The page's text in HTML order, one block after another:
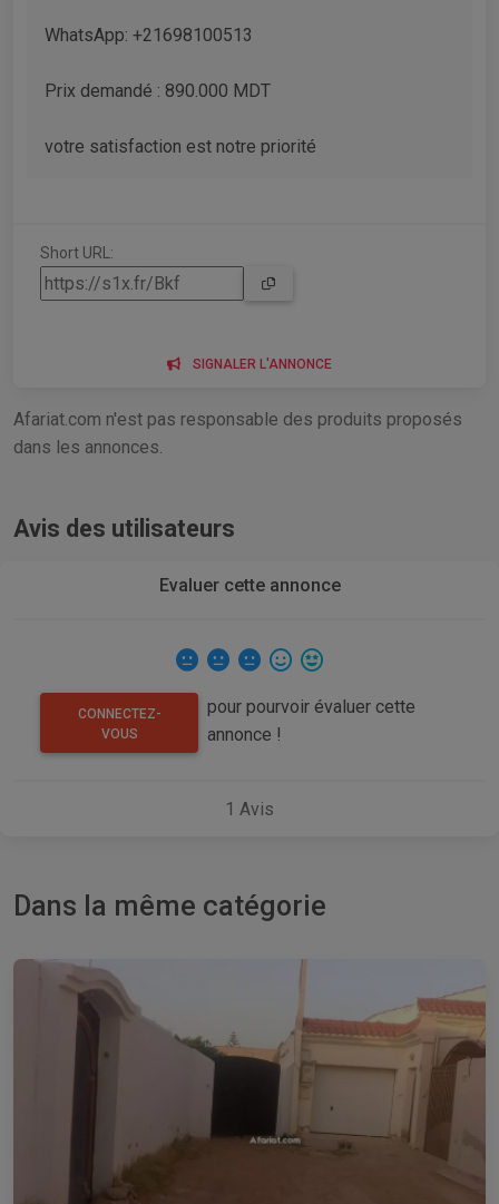
WhatsApp: +21698100513
Prix demandé : 890.000 MDT
votre satisfaction est notre priorité
Short URL:
SIGNALER L'ANNONCE
Afariat.com n'est pas responsable des produits proposés
dans les annonces.
Avis des utilisateurs
Evaluer cette annonce
CONNECTEZ-
VOUS
pour pourvoir évaluer cette
annonce !
1 Avis
Dans la même catégorie